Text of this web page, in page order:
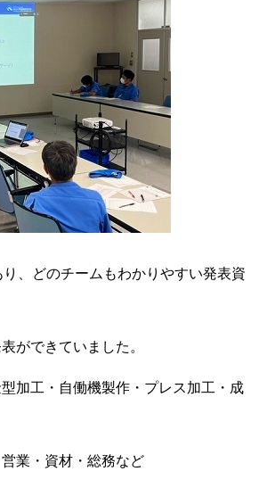
、どのチームもわかりやすい発表資
ができていました。
加工・自働機製作・プレス加工・成
業・資材・総務など